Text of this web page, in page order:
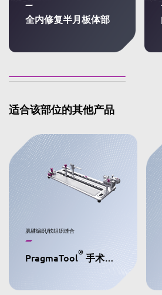
全内修复半月板体部
适合该部位的其他产品
肌腱编织/软组织缝合
PragmaTool® 手术肌腱整理架